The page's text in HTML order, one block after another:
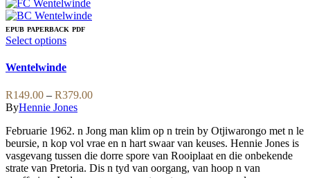
EPUB PAPERBACK PDF
Select optionsThis
has
variants.
The
options
may
be
chosen
on
Wentelwinde
R149.00 – R379.00Price
through
R379.00
ByHennie Jones
Februarie 1962. n Jong man klim op n trein by Otjiwarongo met n le
beursie, n kop vol vrae en n hart swaar van keuses. Hennie Jones is
vasgevang tussen die dorre spore van Rooiplaat en die onbekende
strate van Pretoria. Dis n tyd van oorgang, van hoop n van